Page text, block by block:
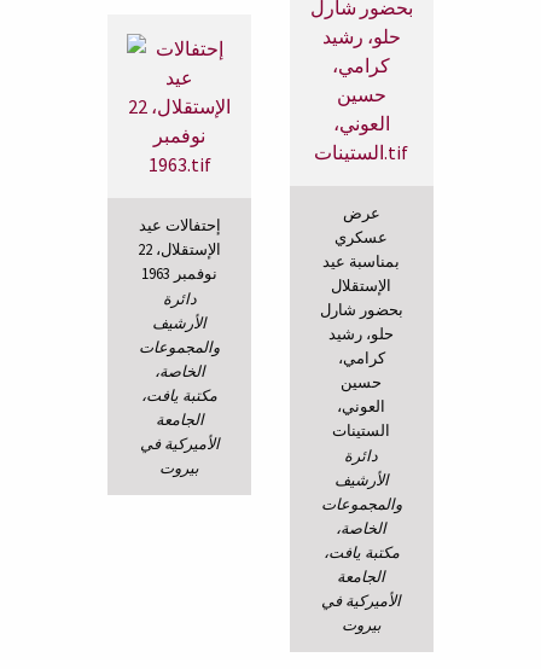
إحتفالات عيد
الإستقلال، 22
نوفمبر 1963
دائرة
الأرشيف
والمجموعات
الخاصة،
مكتبة يافت،
الجامعة
الأميركية في
بيروت
عرض
عسكري
بمناسبة عيد
الإستقلال
بحضور شارل
حلو، رشيد
كرامي،
حسين
العوني،
الستينات
دائرة
الأرشيف
والمجموعات
الخاصة،
مكتبة يافت،
الجامعة
الأميركية في
بيروت